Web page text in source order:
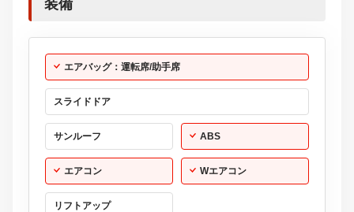
装備
エアバッグ：運転席/助手席
スライドドア
サンルーフ ABS
エアコン Wエアコン
リフトアップ